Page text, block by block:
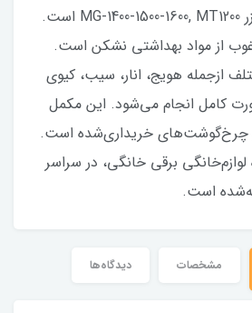
چرخ‌گوشت پارس خزر MG-1400-1500-1600, MT1200 است.
از مواد بهداشتی نشکن است.
ازجمله هویج، انار، سیب، کیوی
کامل انجام می‌شود. این مکمل
چرخ‌گوشت‌های خریداری‌شده است.
لوازم‌خانگی برقی خانگی، در سراسر
است.
مشخصات دیدگاه‌ها